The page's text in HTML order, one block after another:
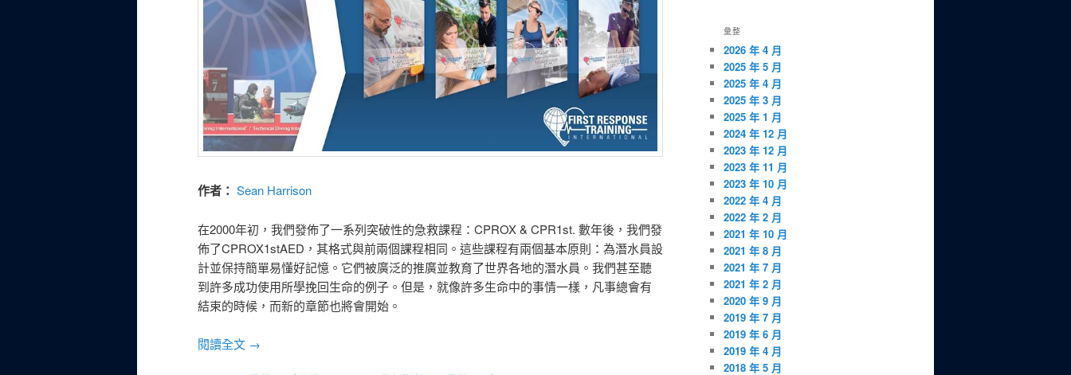
作者： Sean Harrison
在2000年初，我們發佈了一系列突破性的急救課程：CPROX & CPR1st. 數年後，我們發
佈了CPROX1stAED，其格式與前兩個課程相同。這些課程有兩個基本原則：為潛水員設
計並保持簡單易懂好記憶。它們被廣泛的推廣並教育了世界各地的潛水員。我們甚至聽
到許多成功使用所學挽回生命的例子。但是，就像許多生命中的事情一樣，凡事總會有
結束的時候，而新的章節也將會開始。
閱讀全文 →
彙整
2026 年 4 月
2025 年 5 月
2025 年 4 月
2025 年 3 月
2025 年 1 月
2024 年 12 月
2023 年 12 月
2023 年 11 月
2023 年 10 月
2022 年 4 月
2022 年 2 月
2021 年 10 月
2021 年 8 月
2021 年 7 月
2021 年 2 月
2020 年 9 月
2019 年 7 月
2019 年 6 月
2019 年 4 月
2018 年 5 月